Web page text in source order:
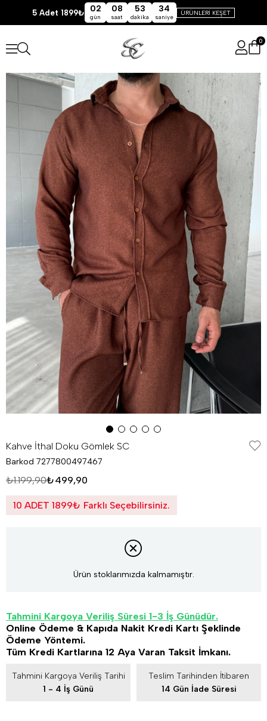
5 Adet 1899₺ 02
gün
08
saat
53
dakika
34
saniye
ÜRÜNLERİ KEŞET
0
Kahve İthal Doku Gömlek SC
Barkod 7277800497467
₺1.199,90₺499,90
10 ADET 1899₺ Farklı Seçebilirsiniz.
Ürün stoklarımızda kalmamıştır.
Tahmini Kargoya Veriliş Süresi 1-3 İş Günüdür.
Online Ödeme & Kapıda Nakit Kredi Kartı Şeklinde
Ödeme Yöntemi.
Tüm Kredi Kartlarına 12 Aya Varan Taksit İmkanı.
Tahmini Kargoya Veriliş Tarihi
1 - 4 İş Günü
Teslim Tarihinden İtibaren
14 Gün İade Süresi